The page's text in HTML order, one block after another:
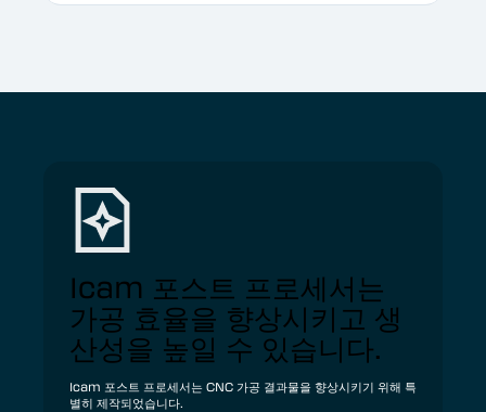
Icam 포스트 프로세서는
가공 효율을 향상시키고 생
산성을 높일 수 있습니다.
Icam 포스트 프로세서는 CNC 가공 결과물을 향상시키기 위해 특
별히 제작되었습니다.